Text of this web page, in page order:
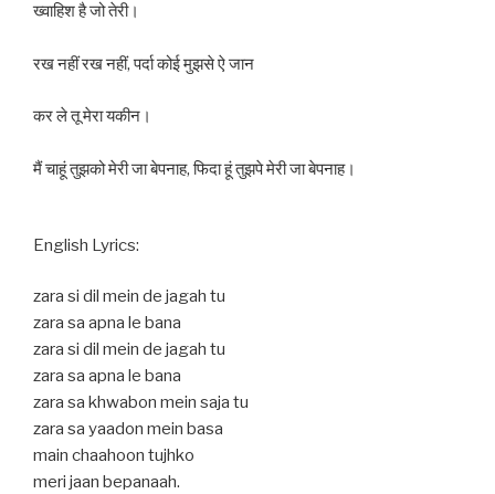
ख्वाहिश है जो तेरी।
रख नहीं रख नहीं, पर्दा कोई मुझसे ऐ जान
कर ले तू मेरा यकीन।
मैं चाहूं तुझको मेरी जा बेपनाह, फिदा हूं तुझपे मेरी जा बेपनाह।
English Lyrics:
zara si dil mein de jagah tu
zara sa apna le bana
zara si dil mein de jagah tu
zara sa apna le bana
zara sa khwabon mein saja tu
zara sa yaadon mein basa
main chaahoon tujhko
meri jaan bepanaah.